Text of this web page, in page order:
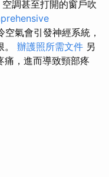
調甚至打開的窗戶吹
空氣會引發神經系統，
辦護照所需文件 另
痛，進而導致頸部疼